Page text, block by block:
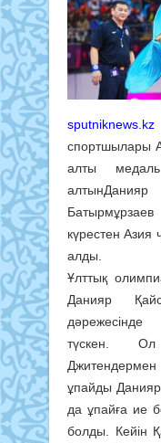
sputniknews.kz
спортшылары
алты
күрестен
алды.
Ұлттық
Данияр
түскен. Ол
ұпайды
да ұпайға ие
болды. Кейін